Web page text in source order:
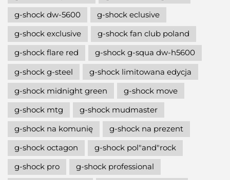
g-shock dw-5600
g-shock eclusive
g-shock exclusive
g-shock fan club poland
g-shock flare red
g-shock g-squa dw-h5600
g-shock g-steel
g-shock limitowana edycja
g-shock midnight green
g-shock move
g-shock mtg
g-shock mudmaster
g-shock na komunię
g-shock na prezent
g-shock octagon
g-shock pol"and"rock
g-shock pro
g-shock professional